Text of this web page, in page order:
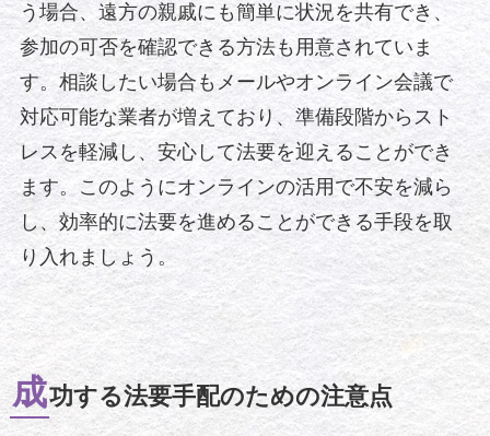
う場合、遠方の親戚にも簡単に状況を共有でき、
参加の可否を確認できる方法も用意されていま
す。相談したい場合もメールやオンライン会議で
対応可能な業者が増えており、準備段階からスト
レスを軽減し、安心して法要を迎えることができ
ます。このようにオンラインの活用で不安を減ら
し、効率的に法要を進めることができる手段を取
り入れましょう。
成功する法要手配のための注意点